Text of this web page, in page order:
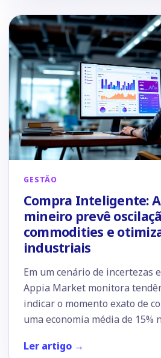
GESTÃO
Compra Inteligente:
mineiro prevê
commodities e
industriais
Em um cenário de incertezas
Appia Market monitora
indicar o momento exato de
uma economia média de 15%
Ler artigo →